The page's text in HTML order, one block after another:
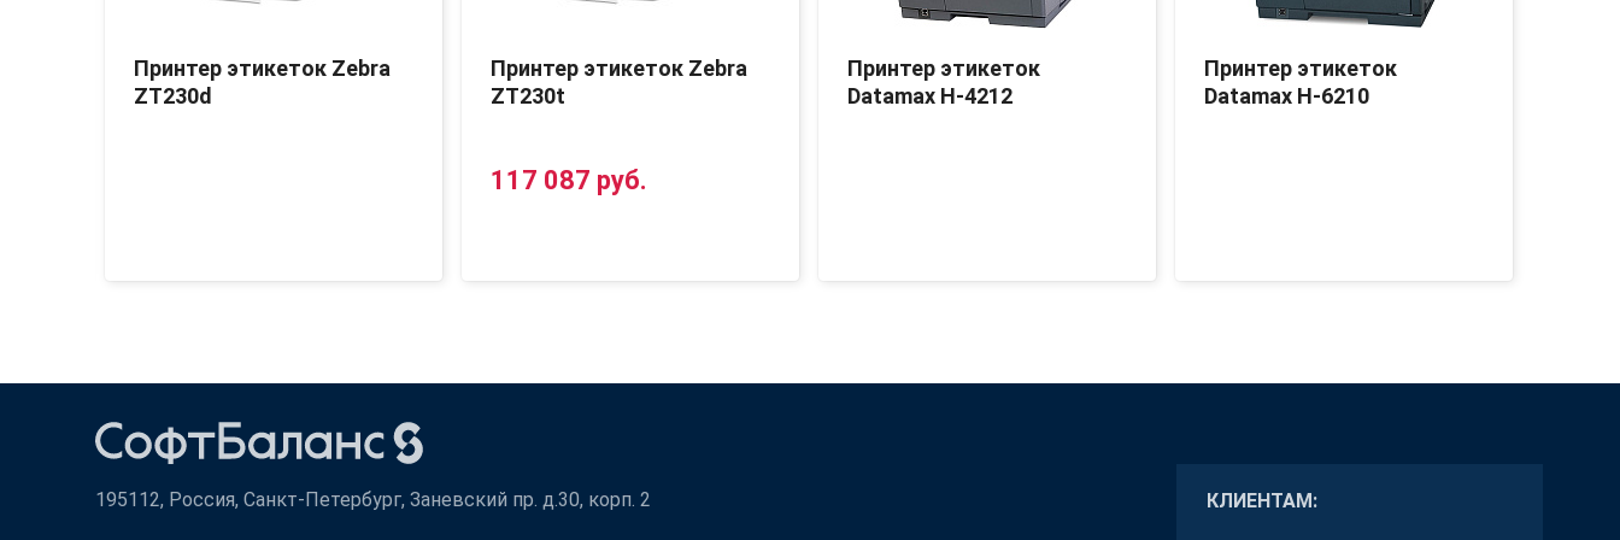
Принтер этикеток Zebra
ZT230d
Принтер этикеток Zebra
ZT230t
117 087 руб.
Принтер этикеток
Datamax H-4212
Принтер этикеток
Datamax H-6210
195112, Россия, Санкт-Петербург, Заневский пр. д.30, корп. 2 КЛИЕНТАМ: